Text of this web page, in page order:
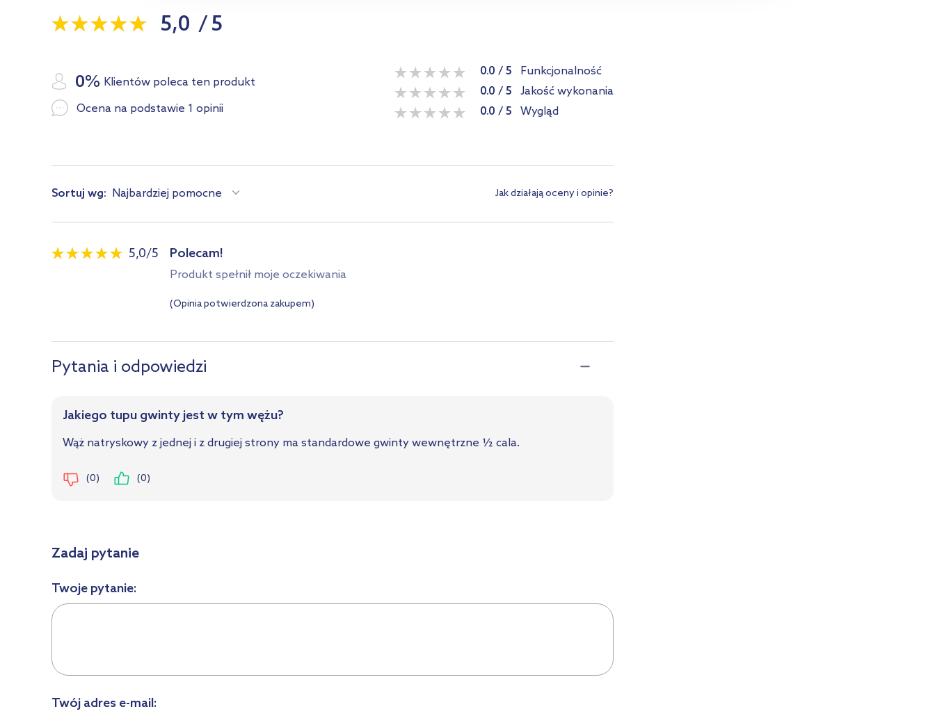
5,0 /5
0% Klientów poleca ten produkt
Ocena na podstawie 1 opinii
0.0 / 5
Funkcjonalność
0.0 / 5
Jakość wykonania
0.0 / 5 Wygląd
Jak działają oceny i opinie?
Sortuj wg: Najbardziej pomocne
5,0/5 Polecam!
Produkt spełnił moje oczekiwania
(Opinia potwierdzona zakupem)
Pytania i odpowiedzi
Jakiego tupu gwinty jest w tym wężu?
Wąż natryskowy z jednej i z drugiej strony ma standardowe gwinty wewnętrzne ½ cala.
(0) (0)
Zadaj pytanie
Twoje pytanie:
Twój adres e-mail: